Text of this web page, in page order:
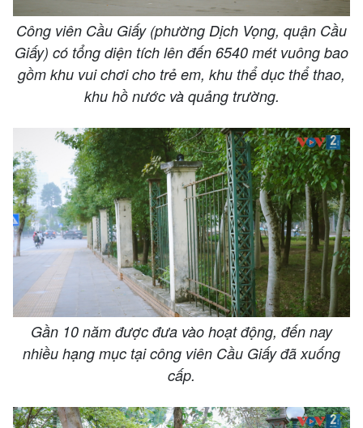
Công viên Cầu Giấy (phường Dịch Vọng, quận Cầu
Giấy) có tổng diện tích lên đến 6540 mét vuông bao
gồm khu vui chơi cho trẻ em, khu thể dục thể thao,
khu hồ nước và quảng trường.
Gần 10 năm được đưa vào hoạt động, đến nay
nhiều hạng mục tại công viên Cầu Giấy đã xuống
cấp.